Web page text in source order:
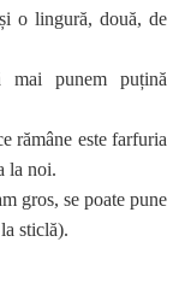
o lingură, două, de
mai punem puțină
rămâne este farfuria
la noi.
gros, se poate pune
sticlă).